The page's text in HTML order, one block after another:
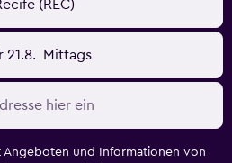
(REC)
21.8. Mittags
Angeboten und Informationen von